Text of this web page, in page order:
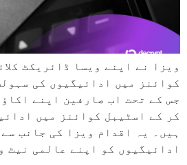
ویزا نے اپنے ویسا ڈائریکٹ
کوائنز میں ادائیگیوں کی
جس کے تحت اب صارفین اپنے
کر کے اسٹیبل کوائنز میں
ہیں۔ یہ اقدام ویزا کی جانب سے
ادائیگیوں کو اپنے عالمی نیٹ